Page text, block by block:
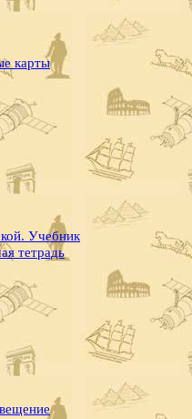
карты
Учебник
тетрадь